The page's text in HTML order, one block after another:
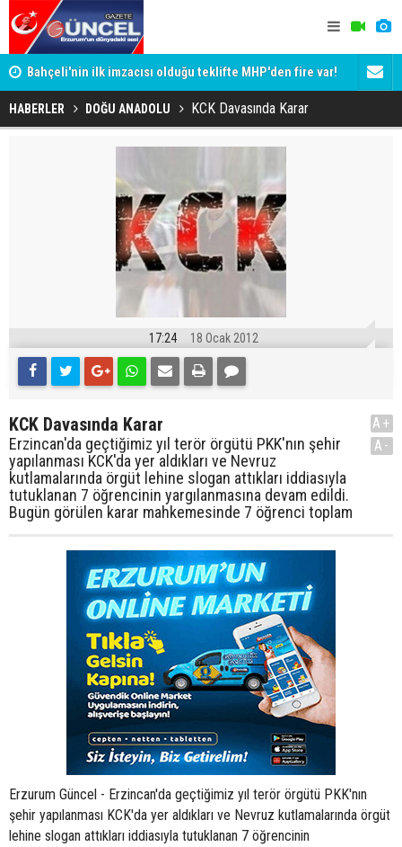
Bahçeli'nin ilk imzacısı olduğu teklifte MHP'den fire var!
İşte imzalamayan o isim
Siyaset-
HABERLER DOĞU ANADOLU KCK Davasında Karar
17:24 18 Ocak 2012
KCK Davasında Karar
Erzincan'da geçtiğimiz yıl terör örgütü PKK'nın şehir
yapılanması KCK'da yer aldıkları ve Nevruz
kutlamalarında örgüt lehine slogan attıkları iddiasıyla
tutuklanan 7 öğrencinin yargılanmasına devam edildi.
Bugün görülen karar mahkemesinde 7 öğrenci toplam
A+
A-
Erzurum Güncel - Erzincan'da geçtiğimiz yıl terör örgütü PKK'nın
şehir yapılanması KCK'da yer aldıkları ve Nevruz kutlamalarında örgüt
lehine slogan attıkları iddiasıyla tutuklanan 7 öğrencinin